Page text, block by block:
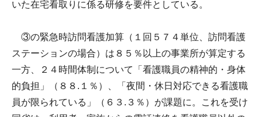
いた在宅看取りに係る研修を要件としている。
③の緊急時訪問看護加算（１回５７４単位、訪問看護
ステーションの場合）は８５％以上の事業所が算定する
一方、２４時間体制について「看護職員の精神的・身体
的負担」（８８.１％）、「夜間・休日対応できる看護職
員が限られている」（６３.３％）が課題に。これを受け